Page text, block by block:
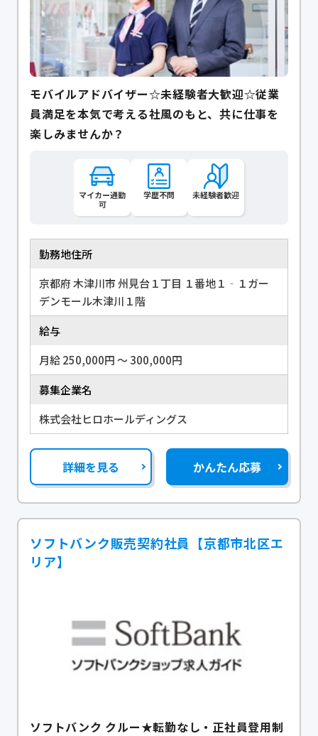
モバイルアドバイザー☆未経験者大歓迎☆従業
員満足を本気で考える社風のもと、共に仕事を
楽しみませんか？
マイカー通勤
可
学歴不問 未経験者歓迎
勤務地住所
京都府 木津川市 州見台１丁目 １番地１‐１ガー
デンモール木津川１階
給与
月給 250,000円 〜 300,000円
募集企業名
株式会社ヒロホールディングス
詳細を見る かんたん応募
ソフトバンク販売契約社員【京都市北区エ
リア】
ソフトバンク クルー★転勤なし・正社員登用制